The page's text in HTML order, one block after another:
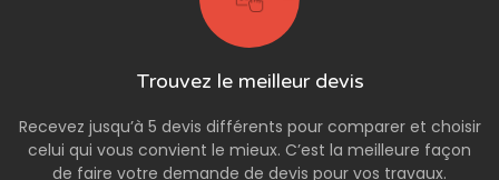
Trouvez le meilleur devis
Recevez jusqu’à 5 devis différents pour comparer et choisir
celui qui vous convient le mieux. C’est la meilleure façon
de faire votre demande de devis pour vos travaux.